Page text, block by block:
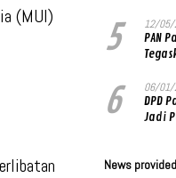
(MUI)
5 12/05/
PAN
6 06/01/
DPD
Jadi
News